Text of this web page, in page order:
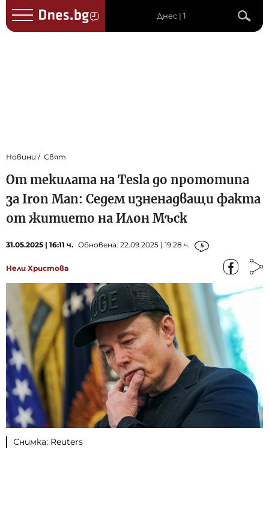
Днес | 1
Новини Свят
От текилата на Tesla до прототипа
за Iron Man: Седем изненадващи факта
от житието на Илон Мъск
31.05.2025 | 16:11 ч. Обновена: 22.09.2025 | 19:28 ч. 5
Нели Христова
Снимка: Reuters